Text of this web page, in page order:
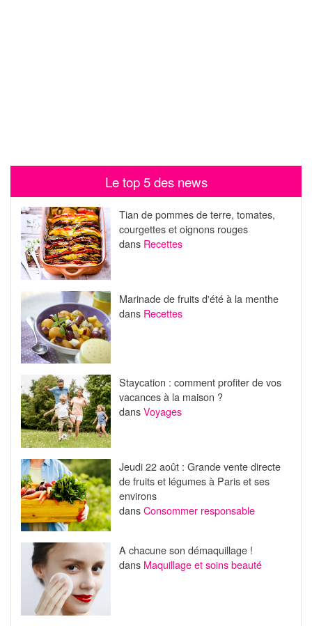
Le top 5 des news
Tian de pommes de terre, tomates,
courgettes et oignons rouges
dans Recettes
Marinade de fruits d'été à la menthe
dans Recettes
Staycation : comment profiter de vos
vacances à la maison ?
dansVoyages
Jeudi 22 août : Grande vente directe
de fruits et légumes à Paris et ses
environs
dansConsommer responsable
A chacune son démaquillage !
dans Maquillage et soins beauté